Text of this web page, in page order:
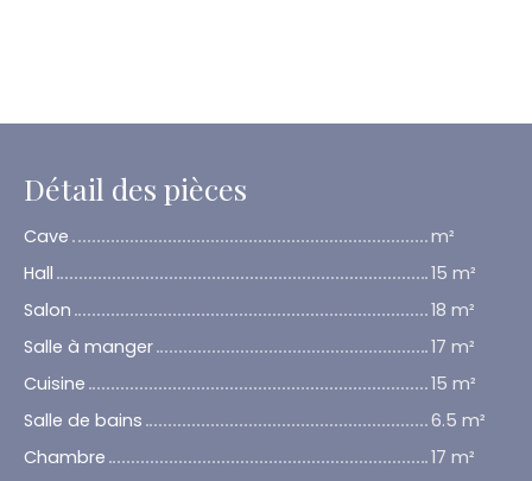
Détail des pièces
Cave
m²
Hall
15 m²
Salon
18 m²
Salle à manger
17 m²
Cuisine
15 m²
Salle de bains
6.5 m²
Chambre
17 m²